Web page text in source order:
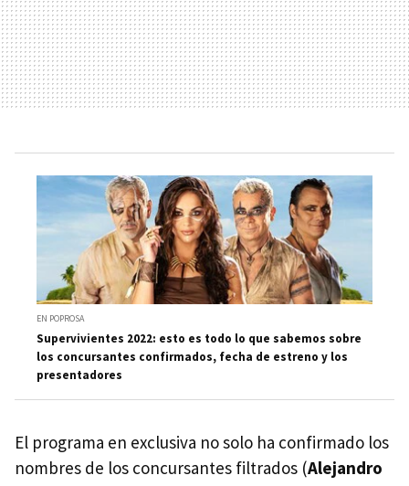
EN POPROSA
Supervivientes 2022: esto es todo lo que sabemos sobre
los concursantes confirmados, fecha de estreno y los
presentadores
El programa en exclusiva no solo ha confirmado los
nombres de los concursantes filtrados (Alejandro